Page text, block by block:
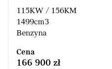
115KW / 156KM
1499cm3
Benzyna
Cena
166 900 zł